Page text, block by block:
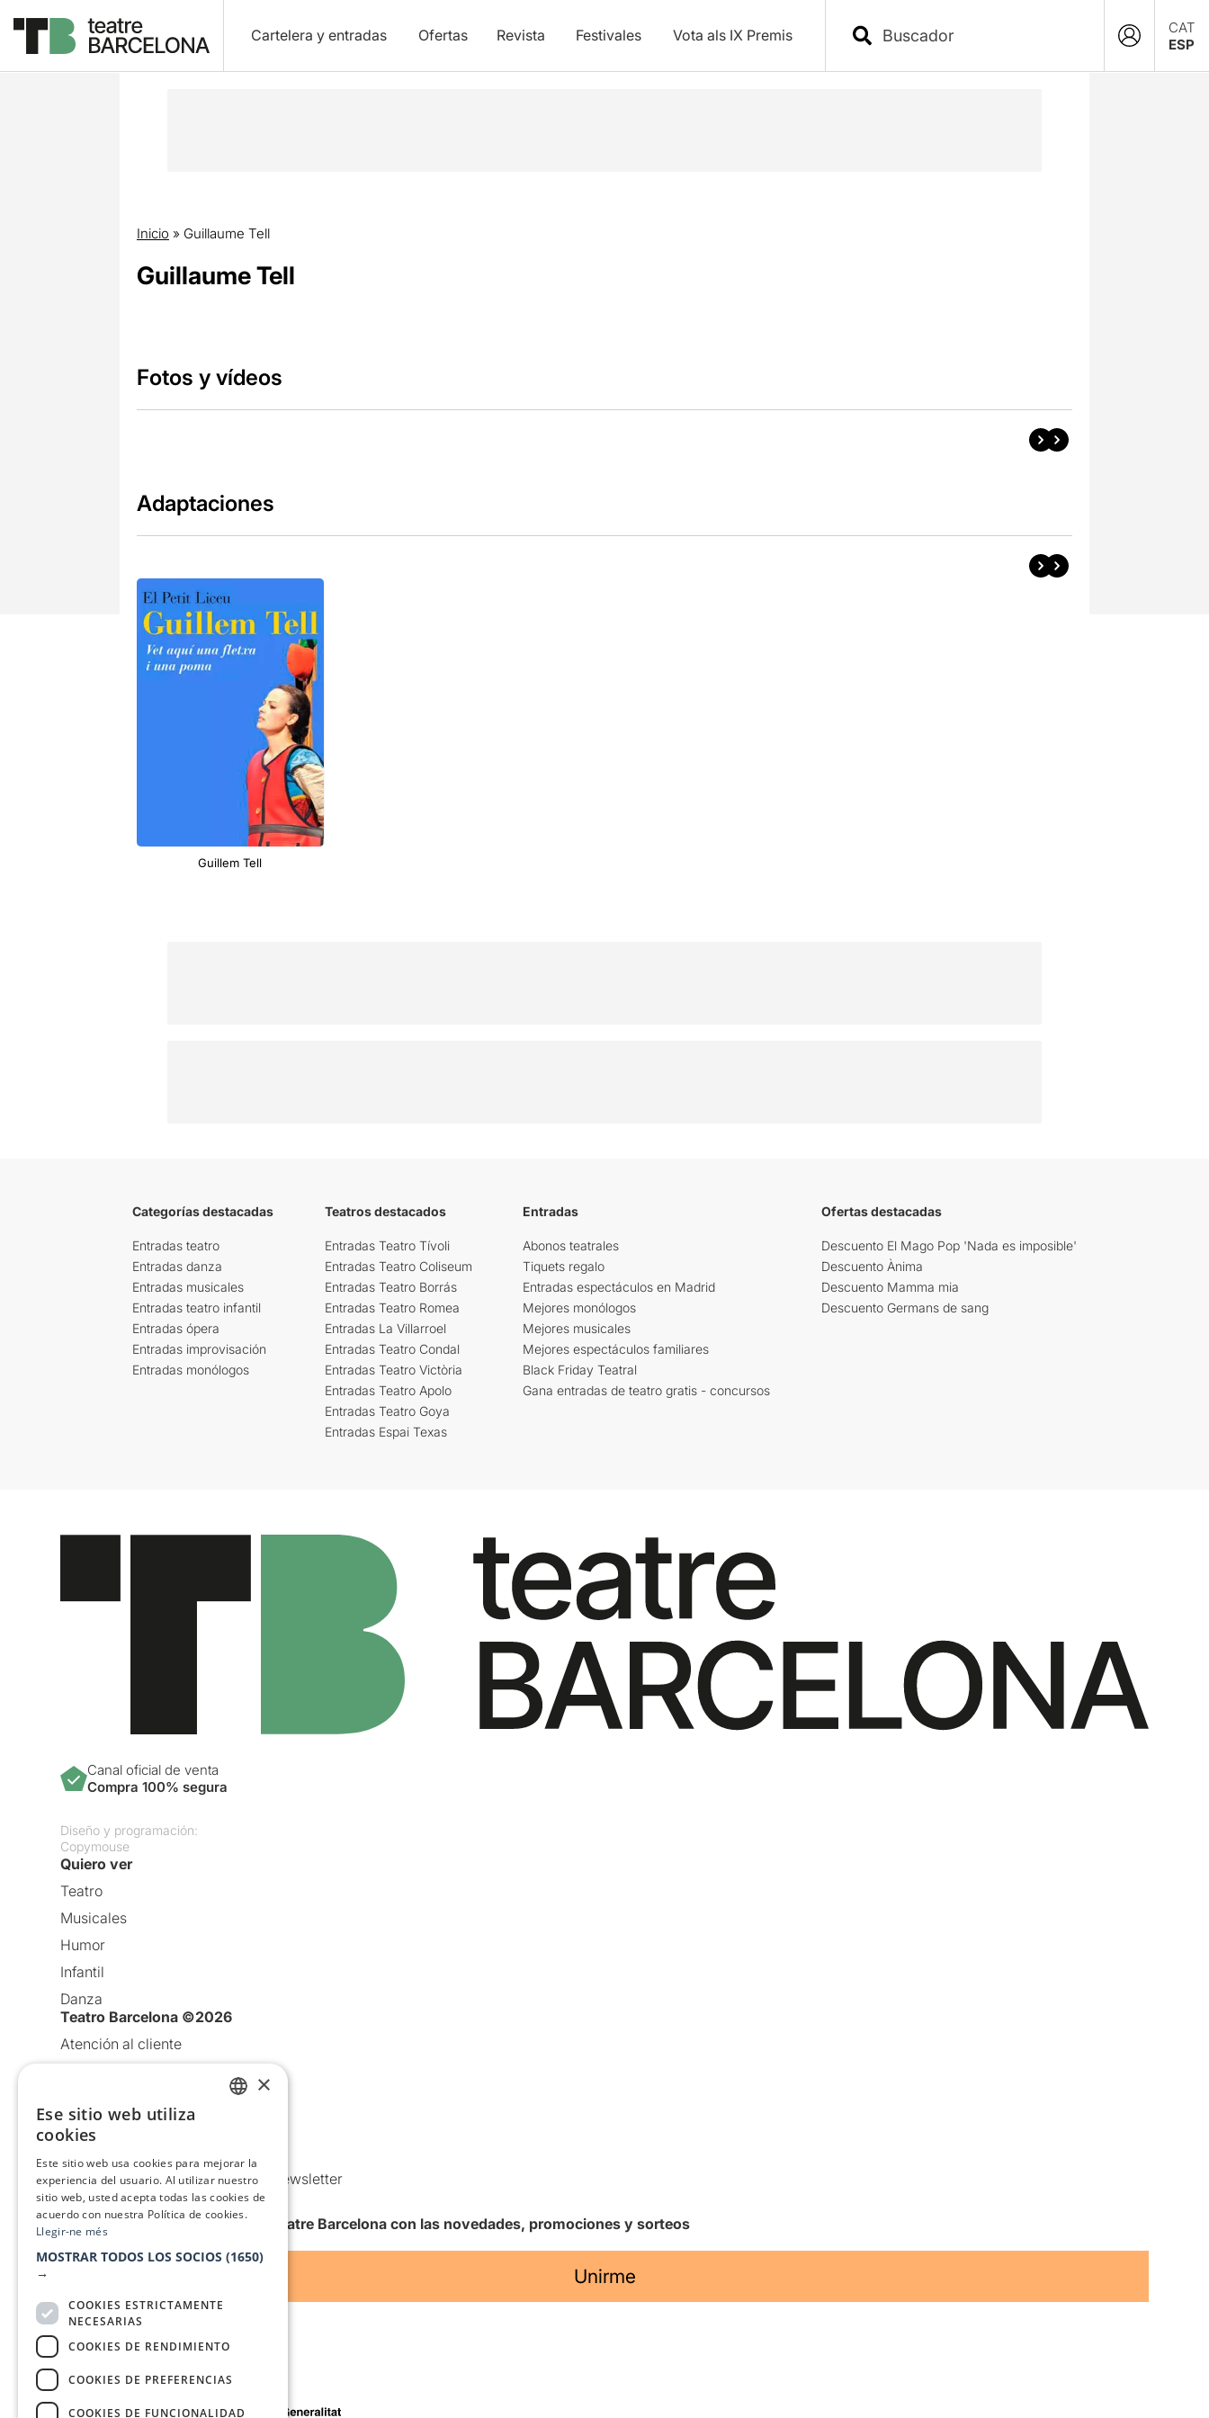
Cartelera y entradas Ofertas Revista Festivales Vota als IX Premis
CAT
ESP
Inicio » Guillaume Tell
Guillaume Tell
Fotos y vídeos
Adaptaciones
Guillem Tell
Categorías destacadas
Entradas teatro
Entradas danza
Entradas musicales
Entradas teatro infantil
Entradas ópera
Entradas improvisación
Entradas monólogos
Teatros destacados
Entradas Teatro Tívoli
Entradas Teatro Coliseum
Entradas Teatro Borrás
Entradas Teatro Romea
Entradas La Villarroel
Entradas Teatro Condal
Entradas Teatro Victòria
Entradas Teatro Apolo
Entradas Teatro Goya
Entradas Espai Texas
Entradas
Abonos teatrales
Tiquets regalo
Entradas espectáculos en Madrid
Mejores monólogos
Mejores musicales
Mejores espectáculos familiares
Black Friday Teatral
Gana entradas de teatro gratis - concursos
Ofertas destacadas
Descuento El Mago Pop 'Nada es imposible'
Descuento Ànima
Descuento Mamma mia
Descuento Germans de sang
Canal oficial de venta
Compra 100% segura
Diseño y programación:
Copymouse
Quiero ver
Teatro
Musicales
Humor
Infantil
Danza
Teatro Barcelona ©2026
Atención al cliente
Política de Cookies
Comunicaciones comerciales y Newsletter
Anuncia’t
Quiero recibir la newsletter de Teatre Barcelona con las novedades, promociones y sorteos
Unirme
Con el apoyo de
×
Ese sitio web utiliza
cookies
Este sitio web usa cookies para mejorar la
experiencia del usuario. Al utilizar nuestro
sitio web, usted acepta todas las cookies de
acuerdo con nuestra Política de cookies.
Llegir-ne més
MOSTRAR TODOS LOS SOCIOS (1650)
→
COOKIES ESTRICTAMENTE
NECESARIAS
COOKIES DE RENDIMIENTO
COOKIES DE PREFERENCIAS
COOKIES DE FUNCIONALIDAD